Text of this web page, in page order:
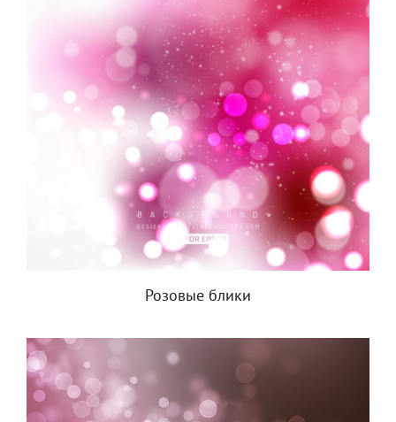
Розовые блики